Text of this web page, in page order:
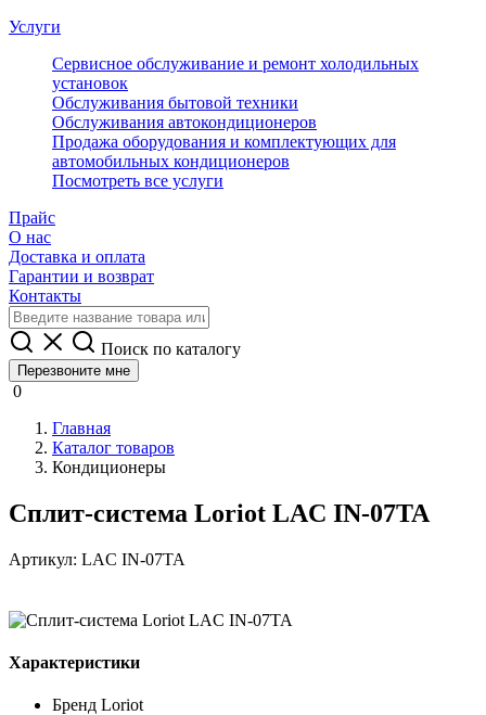
Услуги
Сервисное обслуживание и ремонт холодильных
установок
Обслуживания бытовой техники
Обслуживания автокондиционеров
Продажа оборудования и комплектующих для
автомобильных кондиционеров
Посмотреть все услуги
Прайс
О нас
Доставка и оплата
Гарантии и возврат
Контакты
Поиск по каталогу
Перезвоните мне
0
Главная
Каталог товаров
Кондиционеры
Сплит-система Loriot LAC IN-07TA
Артикул: LAC IN-07TA
Характеристики
Бренд Loriot